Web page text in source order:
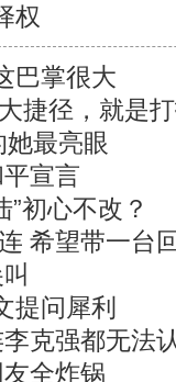
权
巴掌很大
捷径，就是
最亮眼
宣言
初心不改？
希望带一台
提问犀利
克强都无法
全炸锅